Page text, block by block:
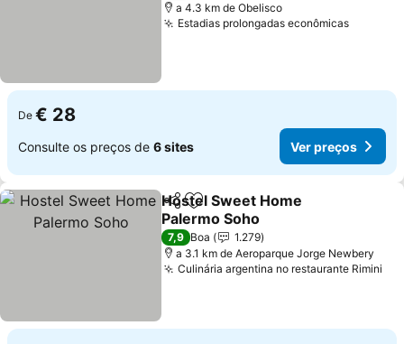
a 4.3 km de Obelisco
Estadias prolongadas econômicasVer
De € 28
Consulte os preços de 6 sites Ver preços
PartilharAdicionar aos favoritos
Hostel Sweet Home
Palermo Soho
Ver preços
7,9 Boa
1.279
a 3.1 km de Aeroparque Jorge Newbery
Culinária argentina no restaurante Rimini